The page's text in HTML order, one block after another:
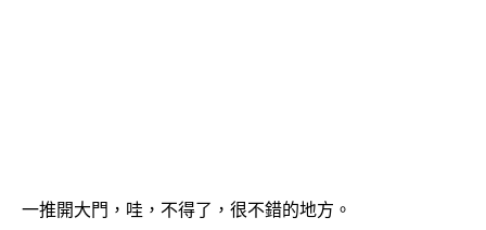
一推開大門，哇，不得了，很不錯的地方。